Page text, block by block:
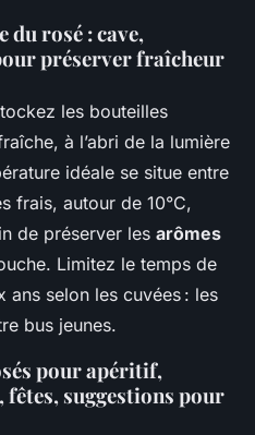
du rosé : cave,
préserver fraîcheur
les bouteilles
à l’abri de la lumière
idéale se situe entre
frais, autour de 10°C,
de préserver les arômes
Limitez le temps de
ans selon les cuvées : les
bus jeunes.
pour apéritif,
suggestions pour